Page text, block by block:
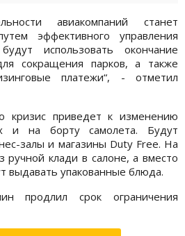
авиакомпаний станет
эффективного управления
использовать окончание
сокращения парков, а также
платежи“, - отметил
кризис приведет к изменению
и на борту самолета. Будут
залы и магазины Duty Free. На
ручной клади в салоне, а вместо
выдавать упакованные блюда.
продлил срок ограничения